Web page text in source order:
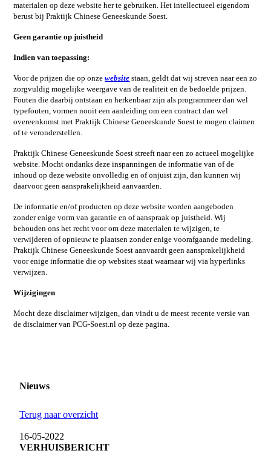
materialen op deze website her te gebruiken. Het intellectueel eigendom
berust bij Praktijk Chinese Geneeskunde Soest.
Geen garantie op juistheid
Indien van toepassing:
Voor de prijzen die op onzewebsite staan, geldt dat wij streven naar een zo
zorgvuldig mogelijke weergave van de realiteit en de bedoelde prijzen.
Fouten die daarbij ontstaan en herkenbaar zijn als programmeer dan wel
typefouten, vormen nooit een aanleiding om een contract dan wel
overeenkomst met Praktijk Chinese Geneeskunde Soest te mogen claimen
of te veronderstellen.
Praktijk Chinese Geneeskunde Soest streeft naar een zo actueel mogelijke
website. Mocht ondanks deze inspanningen de informatie van of de
inhoud op deze website onvolledig en of onjuist zijn, dan kunnen wij
daarvoor geen aansprakelijkheid aanvaarden.
De informatie en/of producten op deze website worden aangeboden
zonder enige vorm van garantie en of aanspraak op juistheid. Wij
behouden ons het recht voor om deze materialen te wijzigen, te
verwijderen of opnieuw te plaatsen zonder enige voorafgaande medeling.
Praktijk Chinese Geneeskunde Soest aanvaardt geen aansprakelijkheid
voor enige informatie die op websites staat waarnaar wij via hyperlinks
verwijzen.
Wijzigingen
Mocht deze disclaimer wijzigen, dan vindt u de meest recente versie van
de disclaimer van PCG-Soest.nl op deze pagina.
Nieuws
Terug naar overzicht
16-05-2022
VERHUISBERICHT